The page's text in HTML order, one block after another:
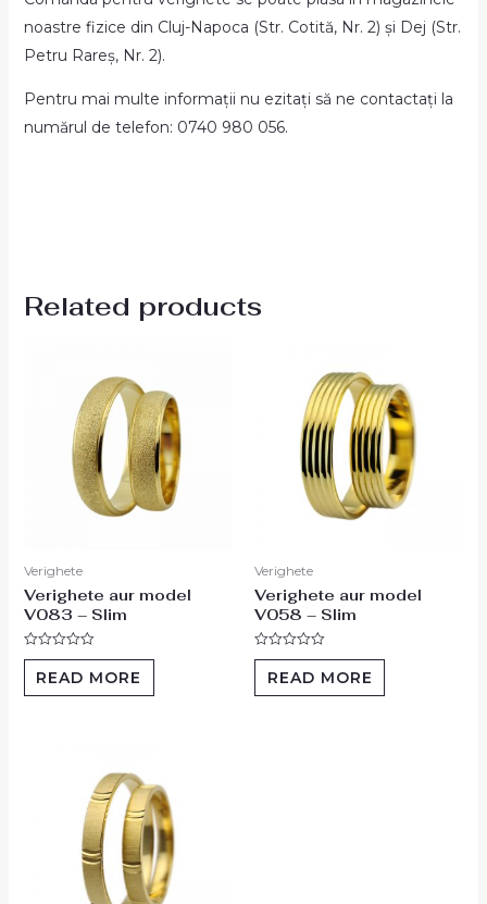
noastre fizice din Cluj-Napoca (Str. Cotită, Nr. 2) și Dej (Str.
Petru Rareș, Nr. 2).
Pentru mai multe informații nu ezitați să ne contactați la
numărul de telefon: 0740 980 056.
Related products
Verighete
Verighete aur model
V083 – Slim
Rated
out
of
READ MORE
Verighete
Verighete aur model
V058 – Slim
Rated
out
of
READ MORE